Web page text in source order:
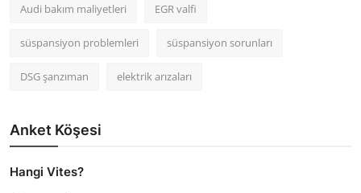
Audi bakım maliyetleri EGR valfi
süspansiyon problemleri süspansiyon sorunları
DSG şanzıman elektrik arızaları
Anket Köşesi
Hangi Vites?